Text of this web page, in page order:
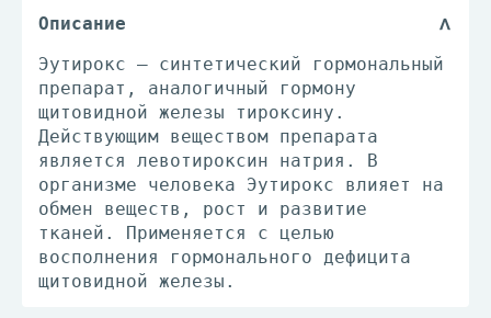
Описание
Эутирокс – синтетический гормональный
препарат, аналогичный гормону
щитовидной железы тироксину.
Действующим веществом препарата
является левотироксин натрия. В
организме человека Эутирокс влияет на
обмен веществ, рост и развитие
тканей. Применяется с целью
восполнения гормонального дефицита
щитовидной железы.